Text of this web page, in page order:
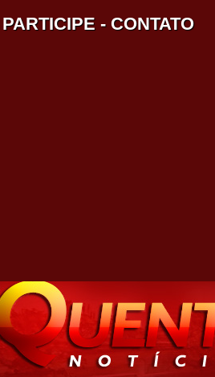
PARTICIPE - CONTATO